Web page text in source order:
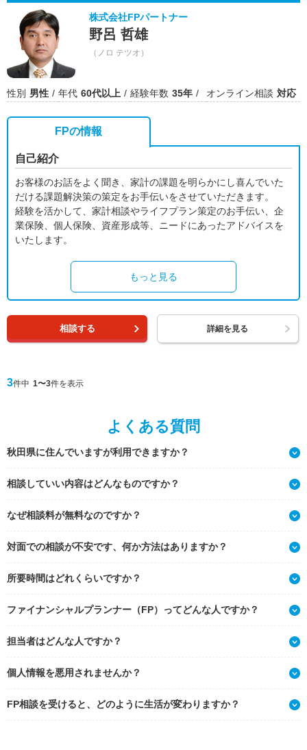
株式会社FPパートナー
野呂 哲雄
（ノロ テツオ）
性別 男性 年代 60代以上 経験年数 35年 オンライン相談 対応
FPの情報
自己紹介
お客様のお話をよく聞き、家計の課題を明らかにし喜んでいた
だける課題解決策の策定をお手伝いをさせていただきます。
経験を活かして、家計相談やライフプラン策定のお手伝い、企
業保険、個人保険、資産形成等、ニードにあったアドバイスを
いたします。
もっと見る
相談する 詳細を見る
3件中 1〜3件を表示
よくある質問
秋田県に住んでいますが利用できますか？
相談していい内容はどんなものですか？
なぜ相談料が無料なのですか？
対面での相談が不安です、何か方法はありますか？
所要時間はどれくらいですか？
ファイナンシャルプランナー（FP）ってどんな人ですか？
担当者はどんな人ですか？
個人情報を悪用されませんか？
FP相談を受けると、どのように生活が変わりますか？